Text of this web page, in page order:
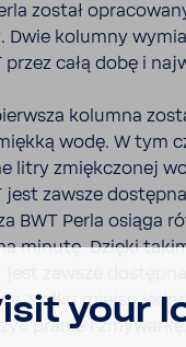
został
Dwie kolumny
przez całą dobę i
kolumna
wodę. W tym
litry zmięk­czonej
jest zawsze
BWT Perla osiąga
minutę. Dzięki
jest zawsze
z kilku miejsc
pranie iyour